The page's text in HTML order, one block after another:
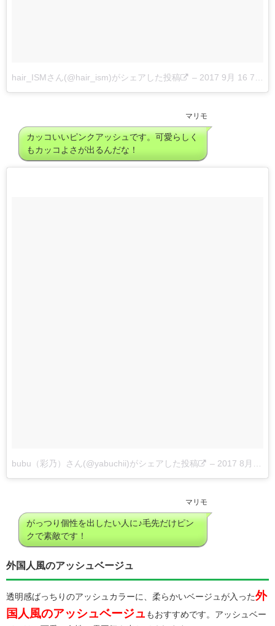
hair_ISMさん(@hair_ism)がシェアした投稿 – 2017 9月 16 7:47午前 PDT
マリモ
カッコいいピンクアッシュです。可愛らしく
もカッコよさが出るんだな！
bubu（彩乃）さん(@yabuchii)がシェアした投稿 – 2017 8月 29 1:31午前 PDT
マリモ
がっつり個性を出したい人に♪毛先だけピン
クで素敵です！
外国人風のアッシュベージュ
透明感ばっちりのアッシュカラーに、柔らかいベージュが入った外
国人風のアッシュベージュ もおすすめです。アッシュベー